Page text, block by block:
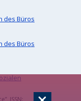
des Büros
des Büros
ISSN: